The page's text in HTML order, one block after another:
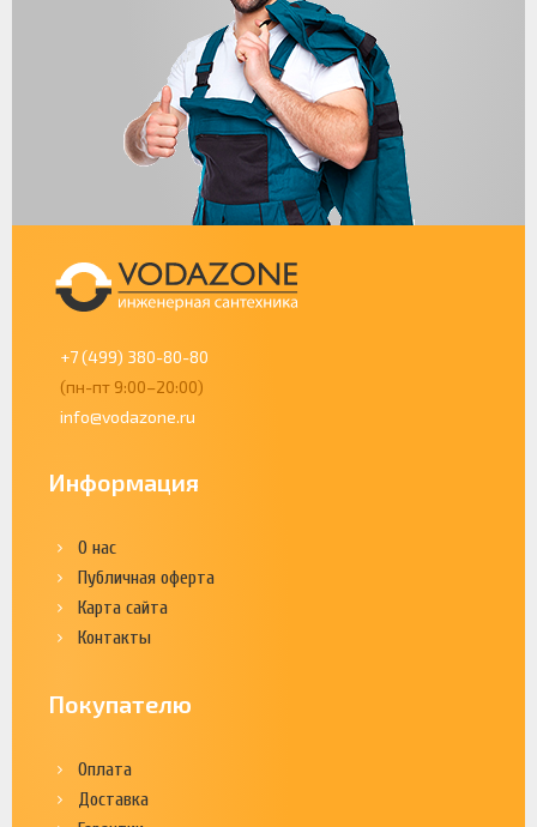
+7 (499) 380-80-80
(пн-пт 9:00–20:00)
info@vodazone.ru
Информация
О нас
Публичная оферта
Карта сайта
Контакты
Покупателю
Оплата
Доставка